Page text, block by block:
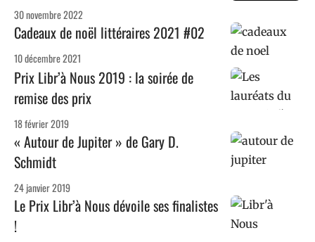
30 novembre 2022
Cadeaux de noël littéraires 2021 #02
10 décembre 2021
Prix Libr’à Nous 2019 : la soirée de
remise des prix
18 février 2019
« Autour de Jupiter » de Gary D.
Schmidt
24 janvier 2019
Le Prix Libr’à Nous dévoile ses finalistes
!